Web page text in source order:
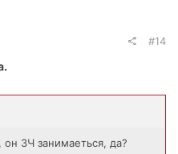
#14
ЗЧ занимаеться, да?